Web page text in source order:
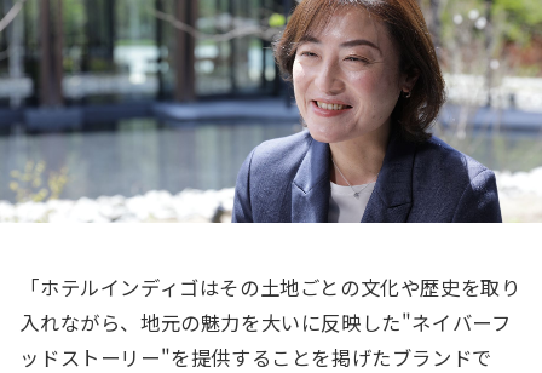
「ホテルインディゴはその土地ごとの文化や歴史を取り
入れながら、地元の魅力を大いに反映した"ネイバーフ
ッドストーリー"を提供することを掲げたブランドで